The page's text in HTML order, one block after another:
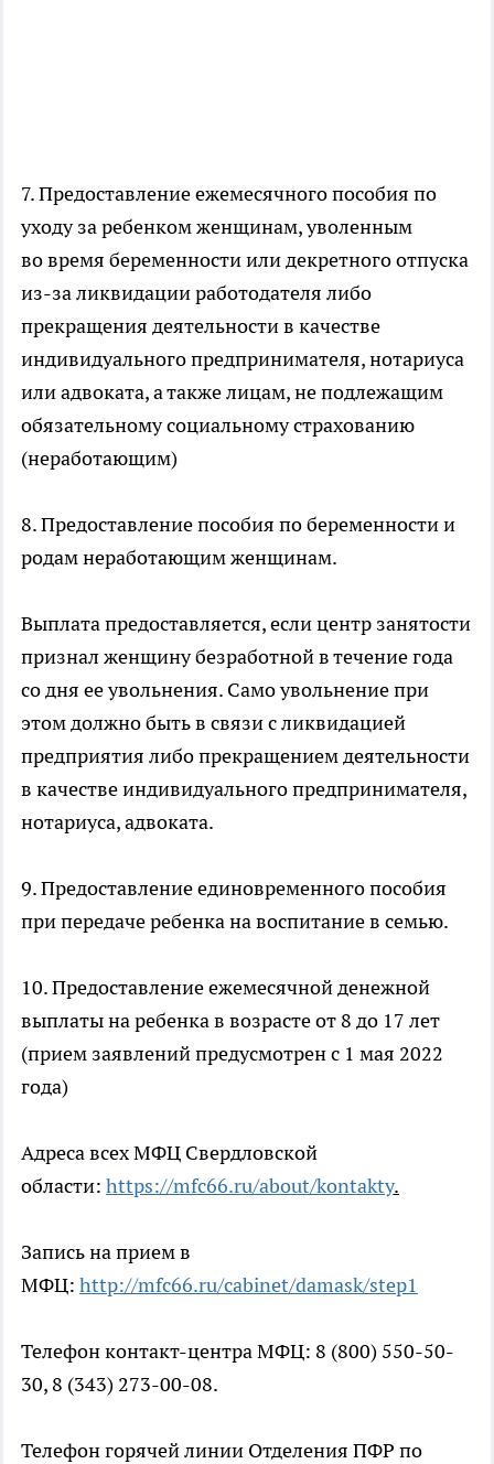
7. Предоставление ежемесячного пособия по
уходу за ребенком женщинам, уволенным
во время беременности или декретного отпуска
из-за ликвидации работодателя либо
прекращения деятельности в качестве
индивидуального предпринимателя, нотариуса
или адвоката, а также лицам, не подлежащим
обязательному социальному страхованию
(неработающим)
8. Предоставление пособия по беременности и
родам неработающим женщинам.
Выплата предоставляется, если центр занятости
признал женщину безработной в течение года
со дня ее увольнения. Само увольнение при
этом должно быть в связи с ликвидацией
предприятия либо прекращением деятельности
в качестве индивидуального предпринимателя,
нотариуса, адвоката.
9. Предоставление единовременного пособия
при передаче ребенка на воспитание в семью.
10. Предоставление ежемесячной денежной
выплаты на ребенка в возрасте от 8 до 17 лет
(прием заявлений предусмотрен с 1 мая 2022
года)
Адреса всех МФЦ Свердловской
области: https://mfc66.ru/about/kontakty.
Запись на прием в
МФЦ: http://mfc66.ru/cabinet/damask/step1
Телефон контакт-центра МФЦ: 8 (800) 550-50-
30, 8 (343) 273-00-08.
Телефон горячей линии Отделения ПФР по